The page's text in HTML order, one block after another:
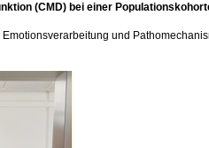
(CMD) bei einer
und